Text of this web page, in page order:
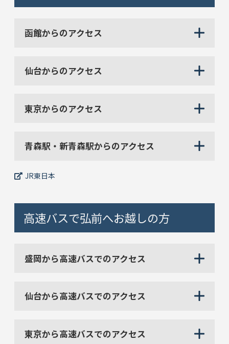
函館からのアクセス
仙台からのアクセス
東京からのアクセス
青森駅・新青森駅からのアクセス
JR東日本
高速バスで弘前へお越しの方
盛岡から高速バスでのアクセス
仙台から高速バスでのアクセス
東京から高速バスでのアクセス